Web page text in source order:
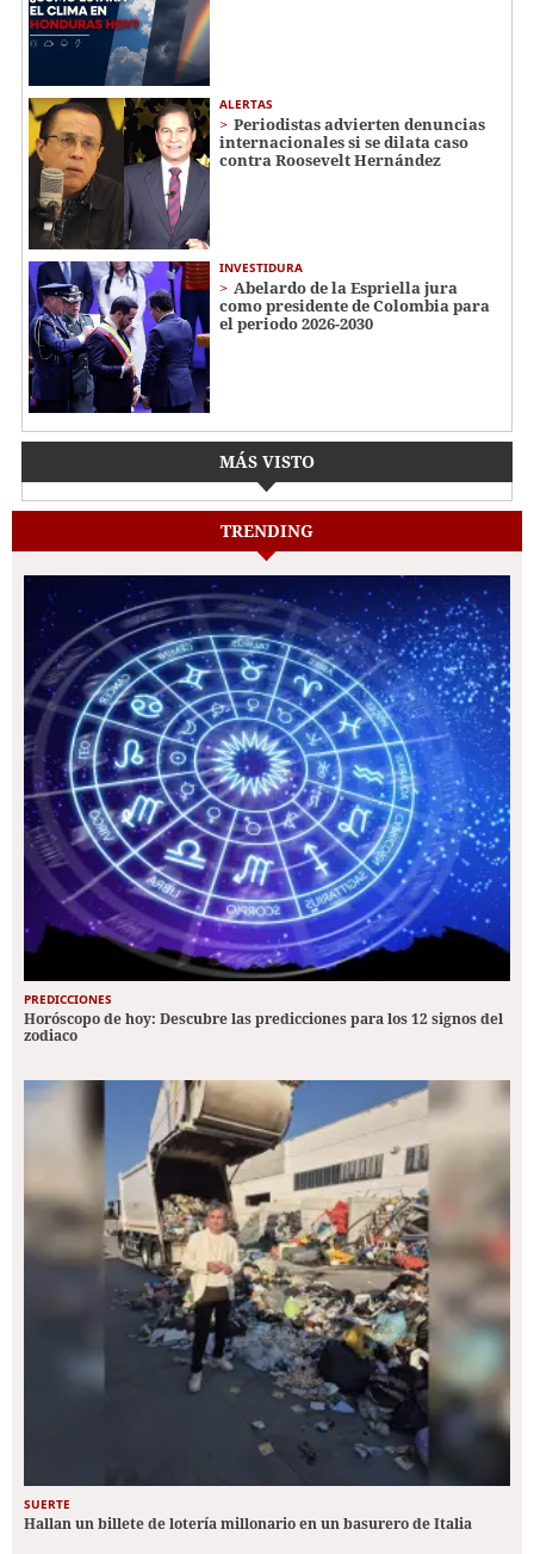
ALERTAS
Periodistas advierten denuncias
internacionales si se dilata caso
contra Roosevelt Hernández
INVESTIDURA
Abelardo de la Espriella jura
como presidente de Colombia para
el periodo 2026-2030
MÁS VISTO
TRENDING
PREDICCIONES
Horóscopo de hoy: Descubre las predicciones para los 12 signos del
zodiaco
SUERTE
Hallan un billete de lotería millonario en un basurero de Italia